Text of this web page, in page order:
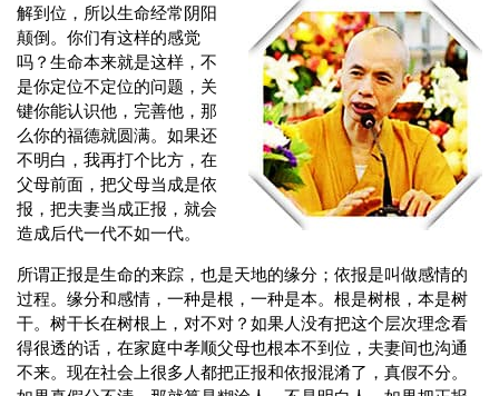
解到位，所以生命经常阴阳
颠倒。你们有这样的感觉
吗？生命本来就是这样，不
是你定位不定位的问题，关
键你能认识他，完善他，那
么你的福德就圆满。如果还
不明白，我再打个比方，在
父母前面，把父母当成是依
报，把夫妻当成正报，就会
造成后代一代不如一代。
所谓正报是生命的来踪，也是天地的缘分；依报是叫做感情的
过程。缘分和感情，一种是根，一种是本。根是树根，本是树
干。树干长在树根上，对不对？如果人没有把这个层次理念看
得很透的话，在家庭中孝顺父母也根本不到位，夫妻间也沟通
不来。现在社会上很多人都把正报和依报混淆了，真假不分。